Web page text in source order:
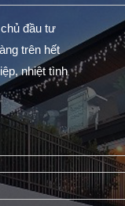
đầu tư
trên hết
nhiệt tình